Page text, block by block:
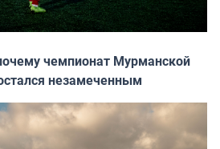
чемпионат Мурманской
незамеченным